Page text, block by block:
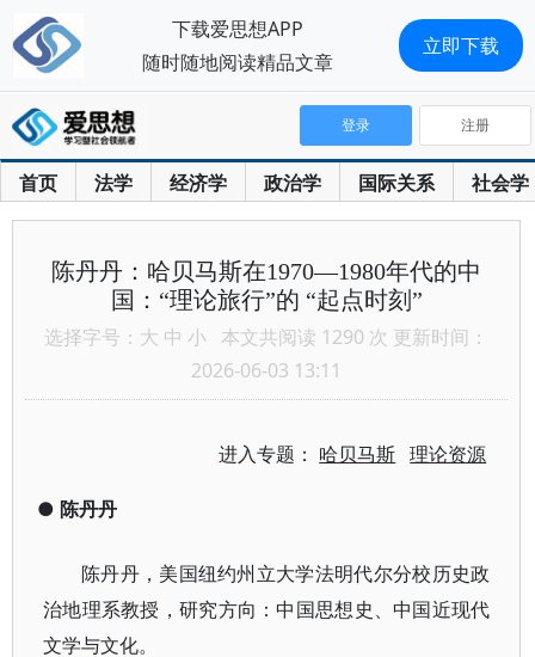
首页 法学 经济学 政治学 国际关系 社会学
登录 注册
陈丹丹：哈贝马斯在1970—1980年代的中
国：“理论旅行”的 “起点时刻”
选择字号： 大 中 小 本文共阅读 1290 次 更新时间：
2026-06-03 13:11
进入专题： 哈贝马斯 理论资源
● 陈丹丹
陈丹丹，美国纽约州立大学法明代尔分校历史政
治地理系教授，研究方向：中国思想史、中国近现代
文学与文化。
下载爱思想APP
随时随地阅读精品文章
立即下载